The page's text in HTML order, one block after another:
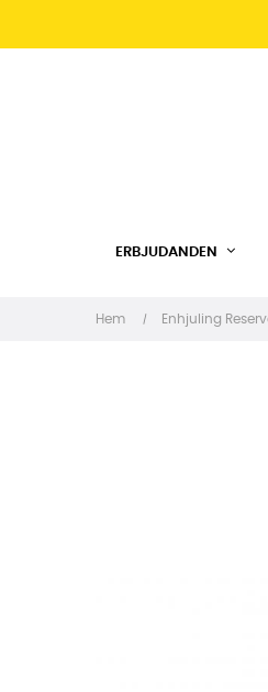
ERBJUDANDEN
Hem Enhjuling